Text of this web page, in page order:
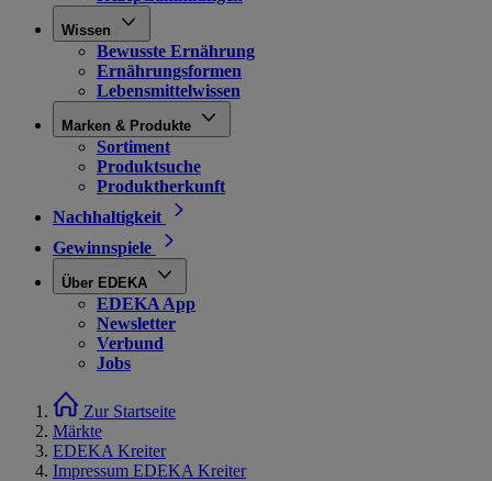
Wissen
Bewusste Ernährung
Ernährungsformen
Lebensmittelwissen
Marken & Produkte
Sortiment
Produktsuche
Produktherkunft
Nachhaltigkeit
Gewinnspiele
Über EDEKA
EDEKA App
Newsletter
Verbund
Jobs
Zur Startseite
Märkte
EDEKA Kreiter
Impressum EDEKA Kreiter